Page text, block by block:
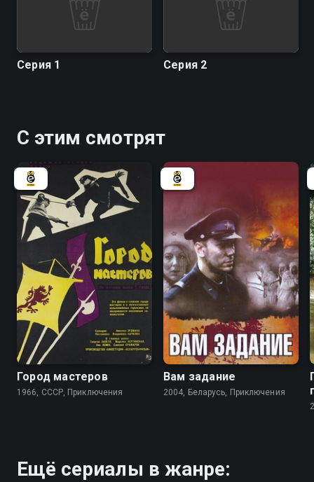
Серия 1 Серия 2
С этим смотрят
7.8
Город мастеров
1966, СССР, Приключения
5.4
Вам задание
2004, Беларусь, Приключения
Ещё сериалы в жанре: